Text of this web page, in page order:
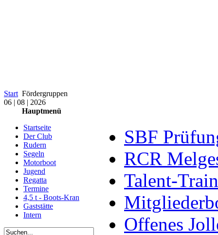
Start Fördergruppen
06 | 08 | 2026
Hauptmenü
Startseite
Der Club
Rudern
Segeln
Motorboot
Jugend
Regatta
Termine
4,5 t - Boots-Kran
Gaststätte
Intern
SBF
RCR
Talent-
Offenes